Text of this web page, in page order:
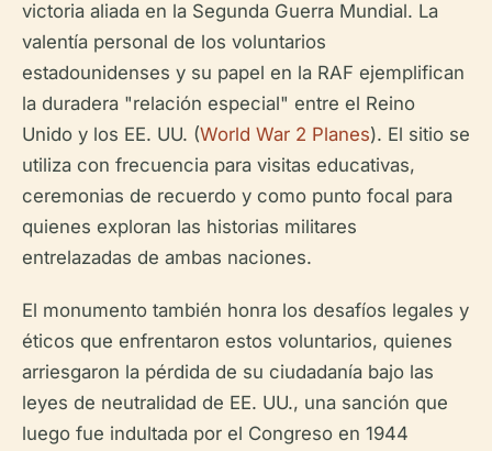
victoria aliada en la Segunda Guerra Mundial. La
valentía personal de los voluntarios
estadounidenses y su papel en la RAF ejemplifican
la duradera "relación especial" entre el Reino
Unido y los EE. UU. (World War 2 Planes). El sitio se
utiliza con frecuencia para visitas educativas,
ceremonias de recuerdo y como punto focal para
quienes exploran las historias militares
entrelazadas de ambas naciones.
El monumento también honra los desafíos legales y
éticos que enfrentaron estos voluntarios, quienes
arriesgaron la pérdida de su ciudadanía bajo las
leyes de neutralidad de EE. UU., una sanción que
luego fue indultada por el Congreso en 1944